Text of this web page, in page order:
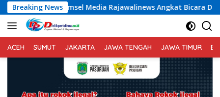
Langsung
ke
konten
Breaking News
Rajawalinews Angkat Bicara Dugaan Penggelapan
ACEH SUMUT JAKARTA JAWA TENGAH JAWA TIMUR